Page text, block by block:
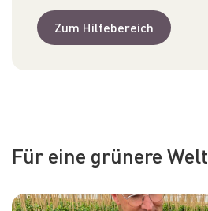
Zum Hilfebereich
Für eine grünere Welt